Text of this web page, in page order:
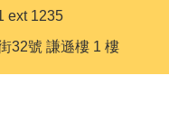
ext 1235
32號 謙遜樓 1 樓